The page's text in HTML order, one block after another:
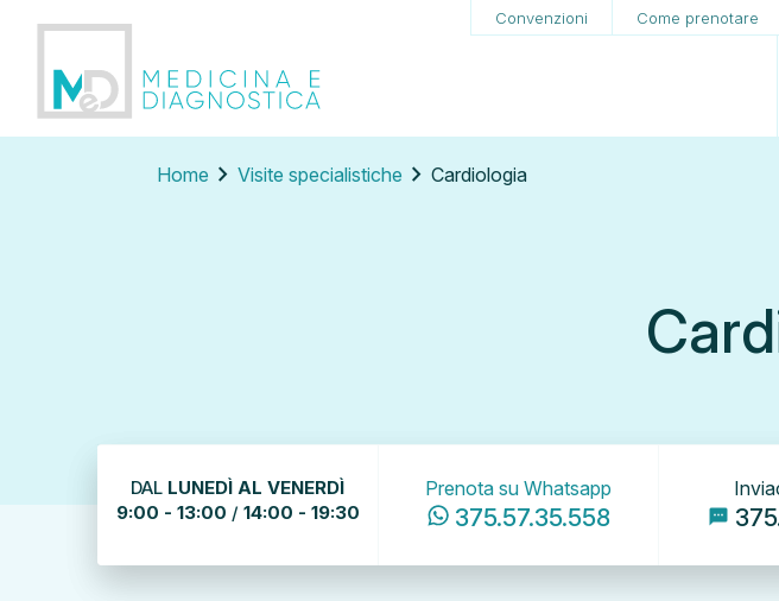
Convenzioni Come prenotare
Home chevron_right Visite specialistiche chevron_right Cardiologia
DAL LUNEDÌ AL VENERDÌ
9:00 - 13:00 / 14:00 - 19:30
Prenota su Whatsapp
375.57.35.558 sms